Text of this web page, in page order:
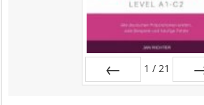
1 / 21